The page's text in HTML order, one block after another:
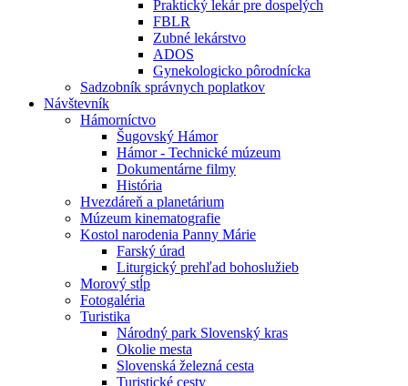
Praktický lekár pre dospelých
FBLR
Zubné lekárstvo
ADOS
Gynekologicko pôrodnícka
Sadzobník správnych poplatkov
Návštevník
Hámorníctvo
Šugovský Hámor
Hámor - Technické múzeum
Dokumentárne filmy
História
Hvezdáreň a planetárium
Múzeum kinematografie
Kostol narodenia Panny Márie
Farský úrad
Liturgický prehľad bohoslužieb
Morový stĺp
Fotogaléria
Turistika
Národný park Slovenský kras
Okolie mesta
Slovenská železná cesta
Turistické cesty